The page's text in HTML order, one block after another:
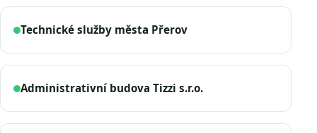
Technické služby města Přerov
Administrativní budova Tizzi s.r.o.